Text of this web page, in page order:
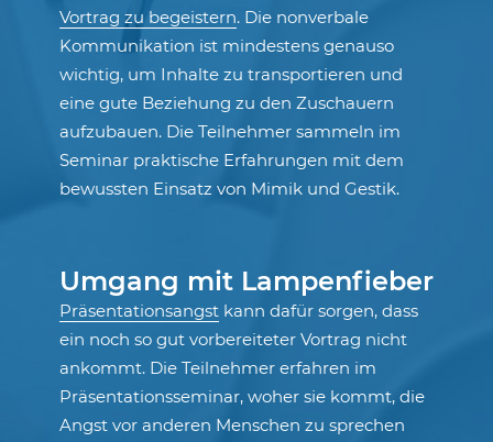
Vortrag zu begeistern. Die nonverbale
Kommunikation ist mindestens genauso
wichtig, um Inhalte zu transportieren und
eine gute Beziehung zu den Zuschauern
aufzubauen. Die Teilnehmer sammeln im
Seminar praktische Erfahrungen mit dem
bewussten Einsatz von Mimik und Gestik.
Umgang mit Lampenfieber
Präsentationsangstkann dafür sorgen, dass
ein noch so gut vorbereiteter Vortrag nicht
ankommt. Die Teilnehmer erfahren im
Präsentationsseminar, woher sie kommt, die
Angst vor anderen Menschen zu sprechen